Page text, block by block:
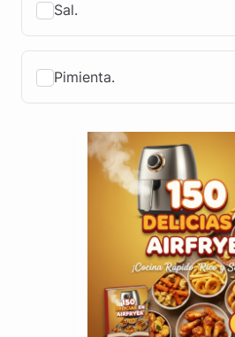
Sal.
Pimienta.